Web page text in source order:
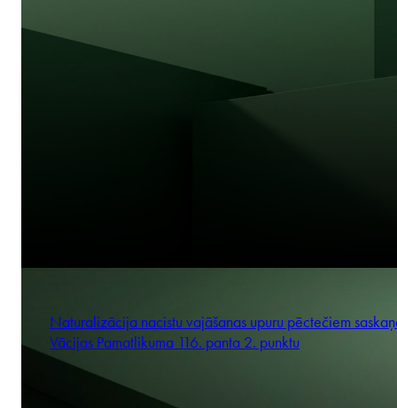
Naturalizācija nacistu vajāšanas upuru pēctečiem
Vācijas Pamatlikuma 116. panta 2. punktu